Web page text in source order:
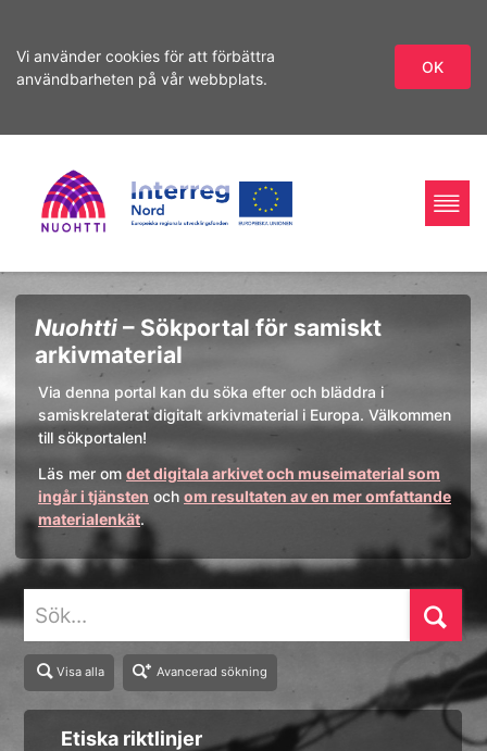
Vi använder cookies för att förbättra
användbarheten på vår webbplats.
OK
sökning
innehåll
Home
Page
Interreg
Nord
Sökning
Nuohtti – Sökportal för samiskt
arkivmaterial
Via denna portal kan du söka efter och bläddra i
samiskrelaterat digitalt arkivmaterial i Europa. Välkommen
till sökportalen!
Läs mer om det digitala arkivet och museimaterial som
ingår i tjänsten och om resultaten av en mer omfattande
materialenkät.
Visa alla Avancerad sökning
Etiska riktlinjer